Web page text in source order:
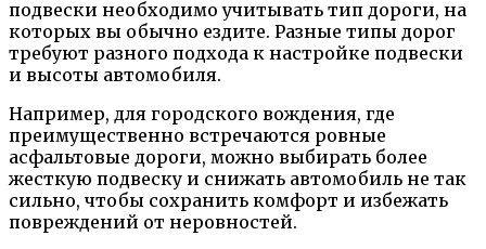
подвески необходимо учитывать тип дороги, на
которых вы обычно ездите. Разные типы дорог
требуют разного подхода к настройке подвески
и высоты автомобиля.
Например, для городского вождения, где
преимущественно встречаются ровные
асфальтовые дороги, можно выбирать более
жесткую подвеску и снижать автомобиль не так
сильно, чтобы сохранить комфорт и избежать
повреждений от неровностей.